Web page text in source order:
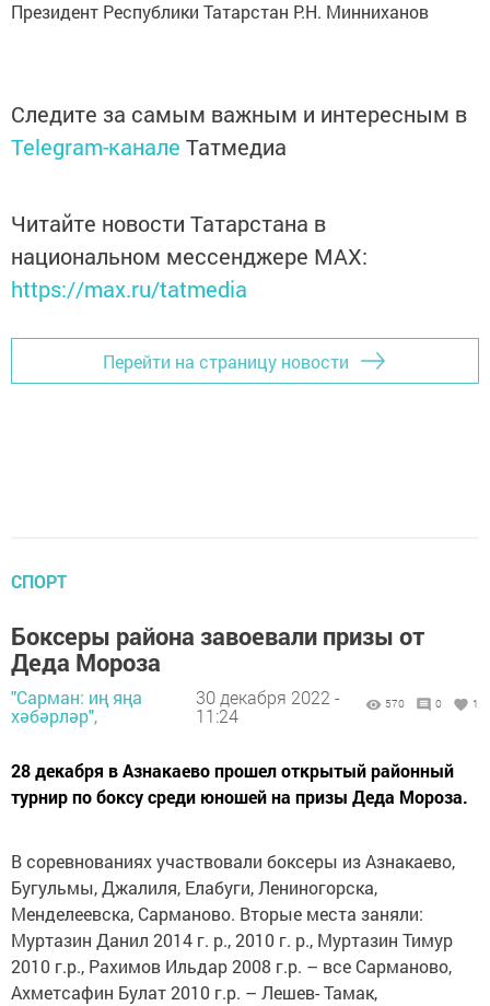
Президент Республики Татарстан Р.Н. Минниханов
Следите за самым важным и интересным в
Telegram-канале Татмедиа
Читайте новости Татарстана в
национальном мессенджере MАХ:
https://max.ru/tatmedia
Перейти на страницу новости
СПОРТ
Боксеры района завоевали призы от
Деда Мороза
"Сарман: иң яңа
хәбәрләр",
30 декабря 2022 -
11:24
570 0 1
28 декабря в Азнакаево прошел открытый районный
турнир по боксу среди юношей на призы Деда Мороза.
В соревнованиях участвовали боксеры из Азнакаево,
Бугульмы, Джалиля, Елабуги, Лениногорска,
Менделеевска, Сарманово. Вторые места заняли:
Муртазин Данил 2014 г. р., 2010 г. р., Муртазин Тимур
2010 г.р., Рахимов Ильдар 2008 г.р. – все Сарманово,
Ахметсафин Булат 2010 г.р. – Лешев- Тамак,